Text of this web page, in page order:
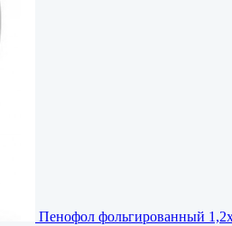
Пенофол фольгированный